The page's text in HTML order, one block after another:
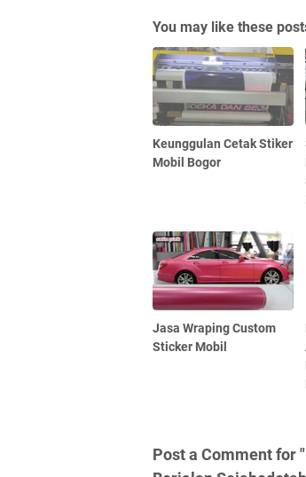
You may like these
Keunggulan Cetak Stiker
Mobil Bogor
Jasa Wraping Custom
Sticker Mobil
Post a Comment for